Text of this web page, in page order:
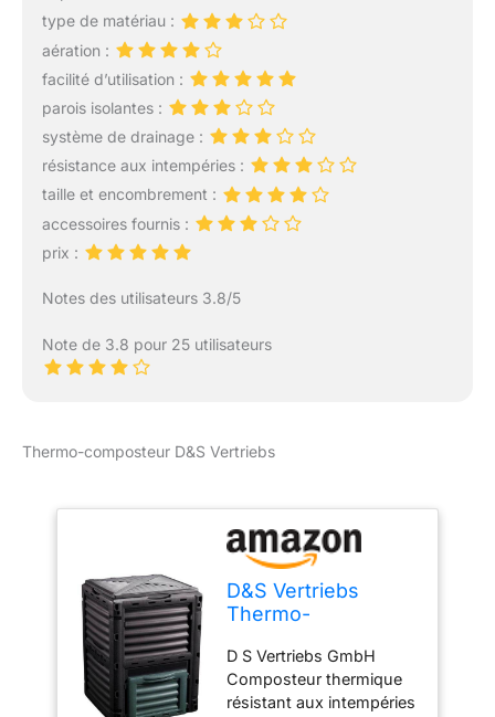
quotidienne, tout en
votre jardin, pour une
intégration parfaite
Système thermique
intelligent: Sa couleur
noire permet un
développement
thermique optimal à
l'intérieur pendant
surface du composteur
décomposition naturelle
matériau connu pour sa
également résistant aux
intempéries et aux
rayons UV, garantissant
ainsi sa durabilité
Caractéristiques
techniques précises: Le
composteur présente
des dimensions de L 61
cm x P 61 cm x H 83 cm,
type de matériau :
aération :
facilité d’utilisation :
parois isolantes :
système de drainage :
résistance aux intempéries :
taille et encombrement :
accessoires fournis :
prix :
Notes des utilisateurs 3.8/5
Note de 3.8 pour 25 utilisateurs
Thermo-composteur D&S Vertriebs
D&S Vertriebs
Thermo-
résistant aux
intempéries
D S Vertriebs GmbH
Composteur thermique
résistant aux intempéries